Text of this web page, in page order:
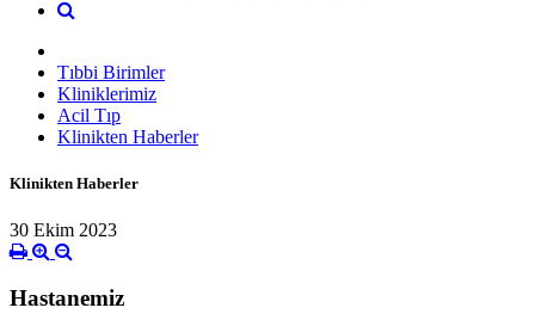
Tıbbi Birimler
Kliniklerimiz
Acil Tıp
Klinikten Haberler
Klinikten Haberler
30 Ekim 2023
Hastanemiz